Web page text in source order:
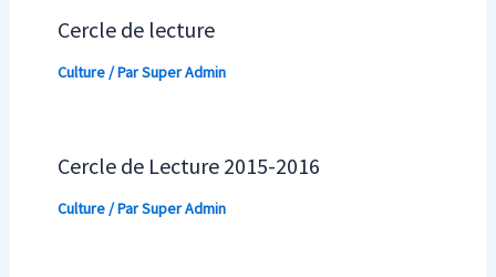
Cercle de lecture
Culture/ ParSuper Admin
Cercle de Lecture 2015-2016
Culture/ ParSuper Admin